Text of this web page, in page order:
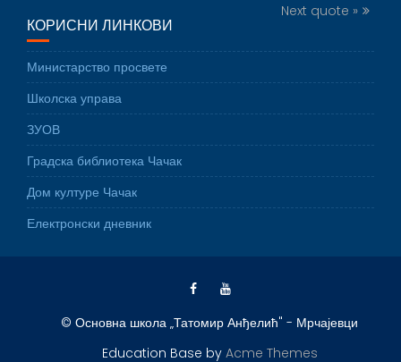
Next quote »
КОРИСНИ ЛИНКОВИ
Министарство просвете
Школска управа
ЗУОВ
Градска библиотека Чачак
Дом културе Чачак
Електронски дневник
© Основна школа „Татомир Анђелић" - Мрчајевци
Education Base by Acme Themes